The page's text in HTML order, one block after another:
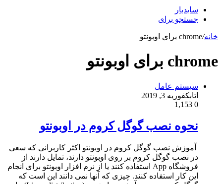
سایدبار
جستجو برای
خانه/chrome برای اوبونتو
chrome برای اوبونتو
سیستم عامل
اتابکفوریه 3, 2019
0
نحوه نصب گوگل کروم در اوبونتو
آموزش نصب گوگل کروم در اوبونتو اکثر کاربرانی که سعی
در نصب گوگل کروم بر روی اوبونتو دارند، تمایل دارند از
فروشگاه App استفاده کنند یا از نرم افزار اوبونتو برای انجام
این کار استفاده کنند. چیزی که آنها نمی دانند این است که